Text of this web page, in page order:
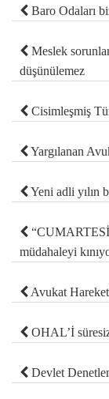
Baro Odaları
Meslek
düşünülemez
Cisimleşmiş
Yargılanan
Yeni adli yılın
“CUMARTESİ
müdahaleyi
Avukat
OHAL’İ
Devlet